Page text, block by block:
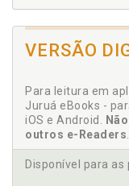
D
Desenhador, p.
Diagnóstico e
Diagnóstico e
Diagnóstico.
Diagnóstico.
VERSÃO
Para leitura em
Juruá eBooks -
iOS e Android.
outros e-Readers.
Disponível para